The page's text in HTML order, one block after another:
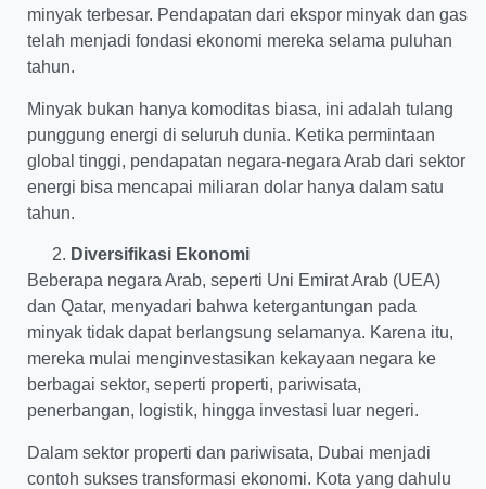
minyak terbesar. Pendapatan dari ekspor minyak dan gas
telah menjadi fondasi ekonomi mereka selama puluhan
tahun.
Minyak bukan hanya komoditas biasa, ini adalah tulang
punggung energi di seluruh dunia. Ketika permintaan
global tinggi, pendapatan negara-negara Arab dari sektor
energi bisa mencapai miliaran dolar hanya dalam satu
tahun.
Diversifikasi Ekonomi
Beberapa negara Arab, seperti Uni Emirat Arab (UEA)
dan Qatar, menyadari bahwa ketergantungan pada
minyak tidak dapat berlangsung selamanya. Karena itu,
mereka mulai menginvestasikan kekayaan negara ke
berbagai sektor, seperti properti, pariwisata,
penerbangan, logistik, hingga investasi luar negeri.
Dalam sektor properti dan pariwisata, Dubai menjadi
contoh sukses transformasi ekonomi. Kota yang dahulu